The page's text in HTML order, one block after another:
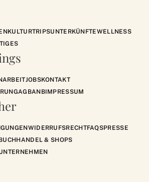
KULTURTRIPSUNTERKÜNFTEWELLNESS
JOBSKONTAKT
AGBANBIMPRESSUM
WIDERRUFSRECHTFAQSPRESSE
& SHOPS